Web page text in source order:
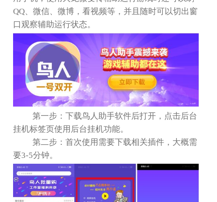
QQ 、微信、微博，看视频等，并且随时可以切出窗
口观察辅助运行状态。
第一步：下载鸟人助手软件后打开，点击后台
挂机标签页使用后台挂机功能。
第二步：首次使用需要下载相关插件，大概需
要3-5分钟。